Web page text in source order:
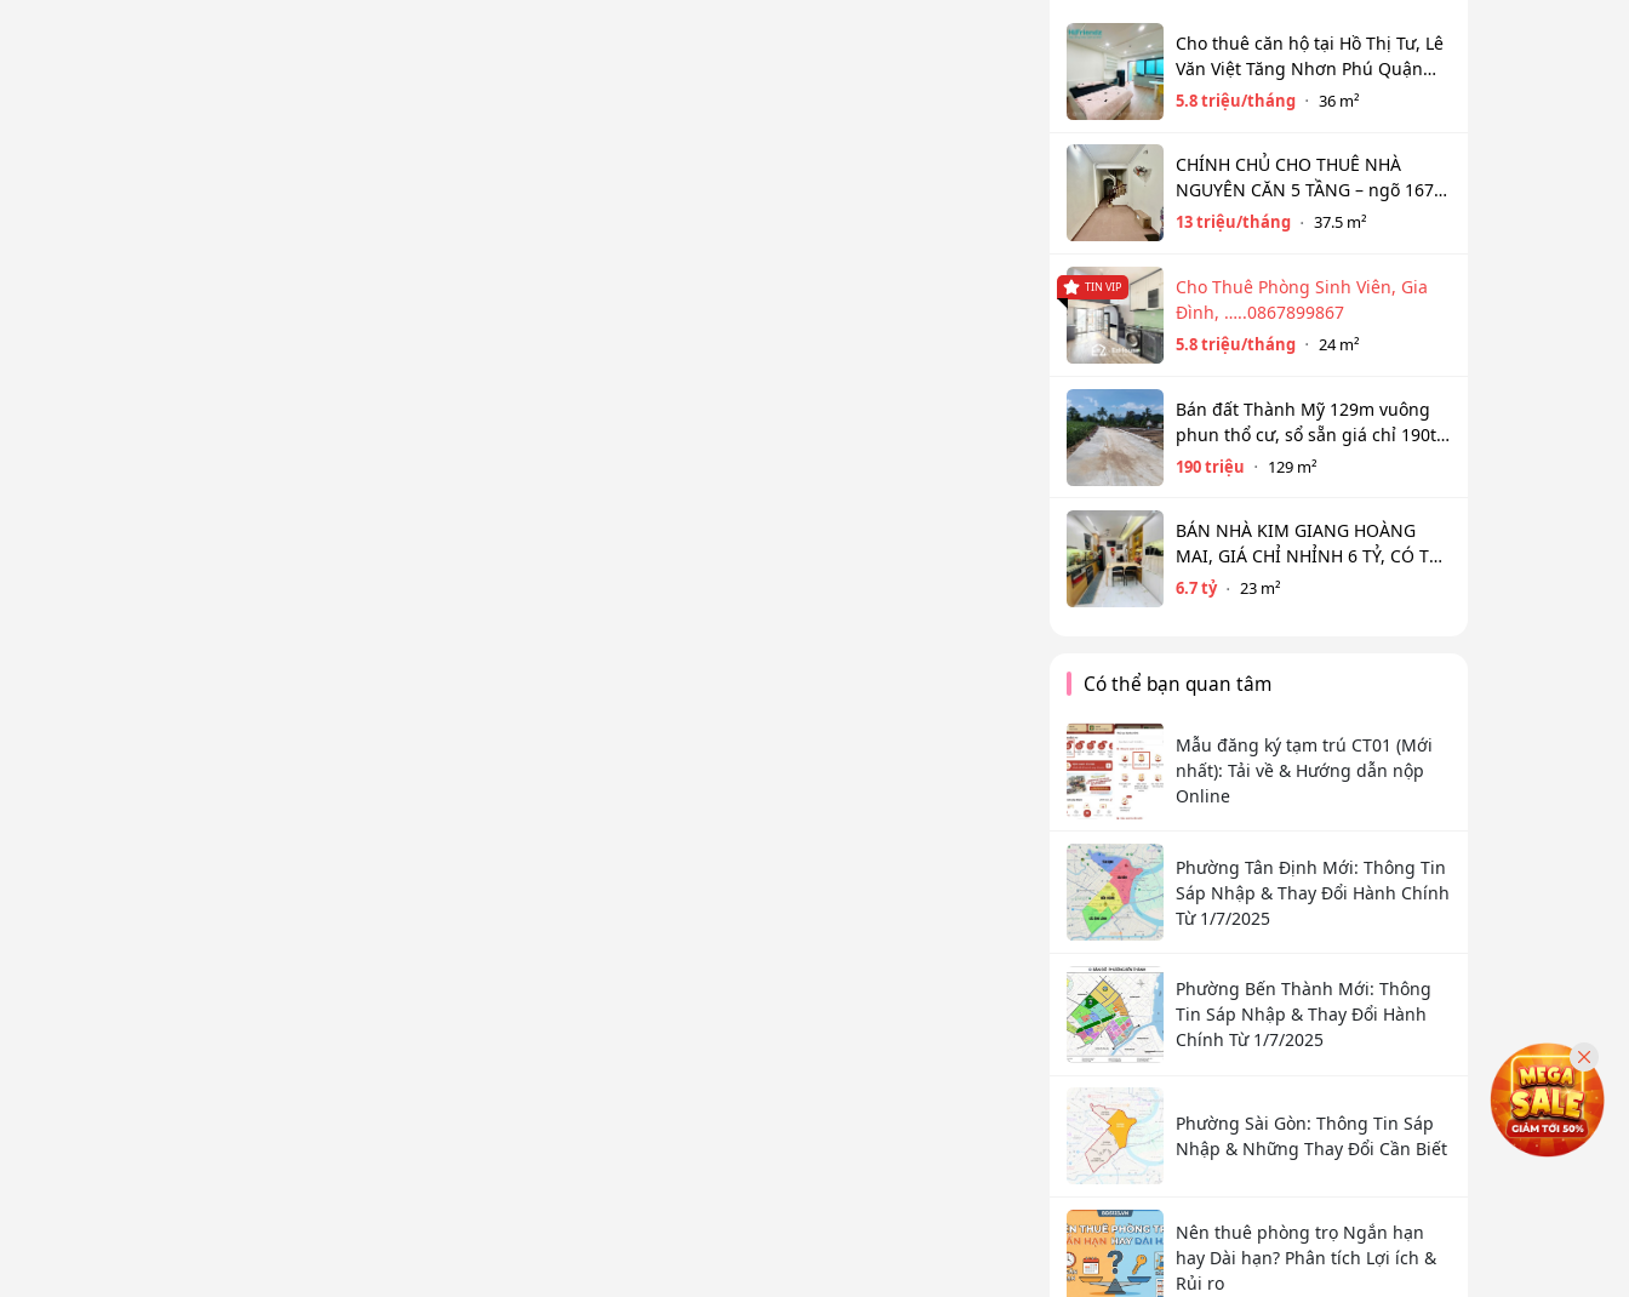
Cho thuê căn hộ tại Hồ Thị Tư, Lê
Văn Việt Tăng Nhơn Phú Quận
9(cũ) Thủ Đức giá 5,8tr diện tích
5.8 triệu/tháng 36 m²
CHÍNH CHỦ CHO THUÊ NHÀ
NGUYÊN CĂN 5 TẦNG – ngõ 167
Đồng Cổ, Tây Hồ
13 triệu/tháng 37.5 m²
TIN VIP
Cho Thuê Phòng Sinh Viên, Gia
Đình, …..0867899867
5.8 triệu/tháng 24 m²
Bán đất Thành Mỹ 129m vuông
phun thổ cư, sổ sẵn giá chỉ 190tr
bao sổ
190 triệu 129 m²
BÁN NHÀ KIM GIANG HOÀNG
MAI, GIÁ CHỈ NHỈNH 6 TỶ, CÓ THỂ
THƯƠNG LƯỢNG
6.7 tỷ 23 m²
Có thể bạn quan tâm
Mẫu đăng ký tạm trú CT01 (Mới
nhất): Tải về & Hướng dẫn nộp
Online
Phường Tân Định Mới: Thông Tin
Sáp Nhập & Thay Đổi Hành Chính
Từ 1/7/2025
Phường Bến Thành Mới: Thông
Tin Sáp Nhập & Thay Đổi Hành
Chính Từ 1/7/2025
Phường Sài Gòn: Thông Tin Sáp
Nhập & Những Thay Đổi Cần Biết
Nên thuê phòng trọ Ngắn hạn
hay Dài hạn? Phân tích Lợi ích &
Rủi ro